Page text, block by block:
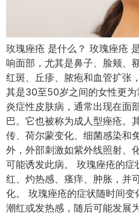
玫瑰痤疮 是什么？ 玫瑰痤疮
响面部，尤其是鼻子、脸颊、
红斑、丘疹、脓疱和血管扩张
其是30至50岁之间的女性更
炎症性皮肤病，通常出现在面
巴。它也被称为成人型痤疮。
传、荷尔蒙变化、细菌感染和
外，外部刺激如紫外线照射、
可能诱发此病。 玫瑰痤疮的
红、灼热感、瘙痒、肿胀，并
化。 玫瑰痤疮的症状随时间
潮红或发热感，随后可能发展